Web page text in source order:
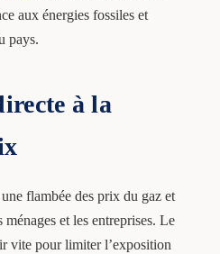
aux énergies fossiles et
pays.
à la
flambée des prix du gaz et
et les entreprises. Le
vite pour limiter l’exposition